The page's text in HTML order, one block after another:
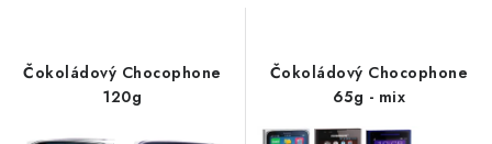
pČokoládový Chocophone
120g
Čokoládový Chocophone
65g - mix